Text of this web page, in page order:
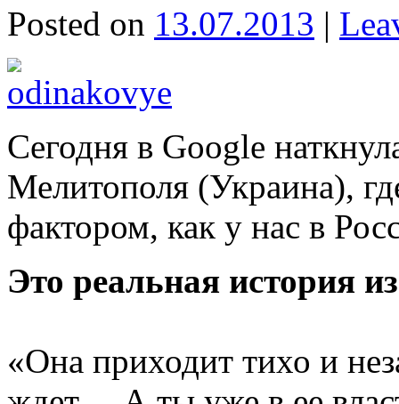
Posted on 13.07.2013 |
Сегодня в Google
Мелитополя (Украина),
фактором, как у нас в
Это реальная история
«Она приходит тихо и